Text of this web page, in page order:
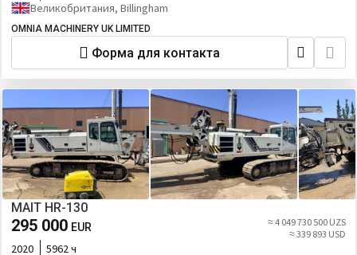
Великобритания, Billingham
OMNIA MACHINERY UK LIMITED
Форма для контакта
MAIT HR-130
295 000 EUR
≈ 4 049 730 500 UZS
≈ 339 893 USD
2020
5962 ч